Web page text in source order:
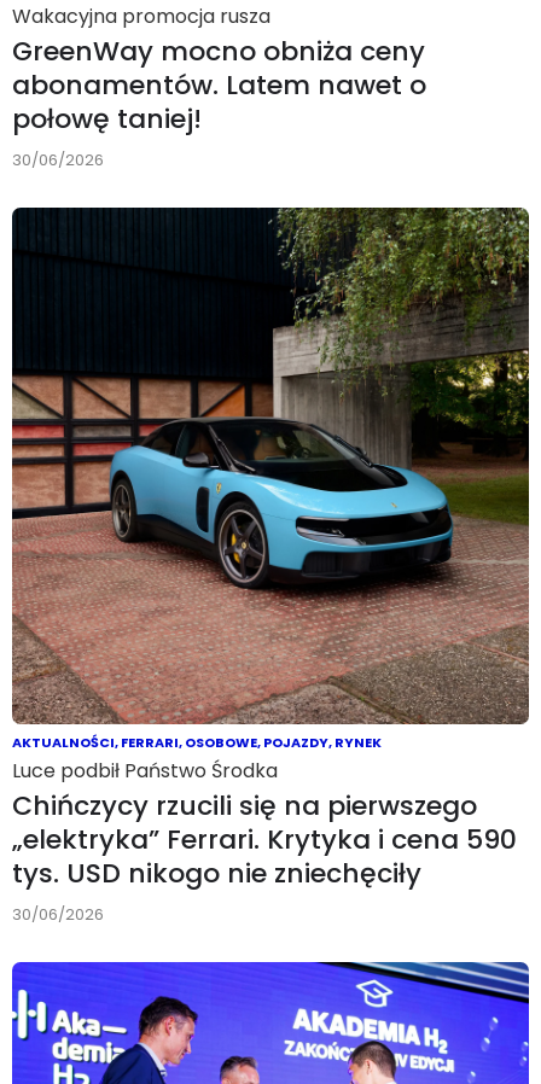
Wakacyjna promocja rusza
GreenWay mocno obniża ceny
abonamentów. Latem nawet o
połowę taniej!
30/06/2026
AKTUALNOŚCI,FERRARI,OSOBOWE,POJAZDY,RYNEK
Luce podbił Państwo Środka
Chińczycy rzucili się na pierwszego
„elektryka” Ferrari. Krytyka i cena 590
tys. USD nikogo nie zniechęciły
30/06/2026